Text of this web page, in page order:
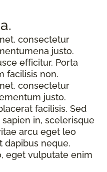
consectetur
justo.
efficitur. Porta
facilisis non.
consectetur
justo.
facilisis. Sed
in, scelerisque
arcu eget leo
dapibus neque.
eget vulputate enim